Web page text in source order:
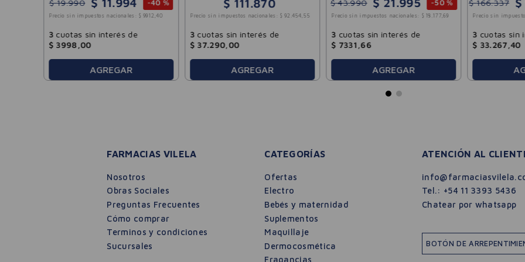
$ 19.990 $ 11.994 -40 %
Precio sin impuestos nacionales: $ 9912 ,40
3 cuotas sin interés de
$ 3998 ,00
AGREGAR
$ 111.870
Precio sin impuestos nacionales: $ 92 .454 55
3 cuotas sin interés de
$ 37.290, 00
AGREGAR
$ 43.990 $ 21.995 -50 %
Precio sin impuestos nacionales: $ 18 177 ,69
3 cuotas sin interés de
$ 7331 ,66
AGREGAR
Posay 30ml
$ 166.337 $
Precio sin
3 cuotas sin
$ 33.267,40
FARMACIAS VILELA
Nosotros
Obras Sociales
Preguntas Frecuentes
Cómo comprar
Terminos y condiciones
Sucursales
CATEGORÍAS
Ofertas
Electro
Bebés y maternidad
Suplementos
Maquillaje
Dermocosmética
Fragancias
ATENCIÓN AL
Tel.: +54 11 3393 5436
Chatear por whatsapp
BOTÓN DE